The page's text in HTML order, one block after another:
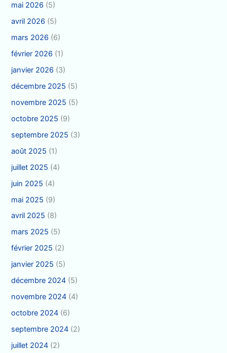
mai 2026 (5)
avril 2026 (5)
mars 2026 (6)
février 2026 (1)
janvier 2026 (3)
décembre 2025 (5)
novembre 2025 (5)
octobre 2025 (9)
septembre 2025 (3)
août 2025 (1)
juillet 2025 (4)
juin 2025 (4)
mai 2025 (9)
avril 2025 (8)
mars 2025 (5)
février 2025 (2)
janvier 2025 (5)
décembre 2024 (5)
novembre 2024 (4)
octobre 2024 (6)
septembre 2024 (2)
juillet 2024 (2)